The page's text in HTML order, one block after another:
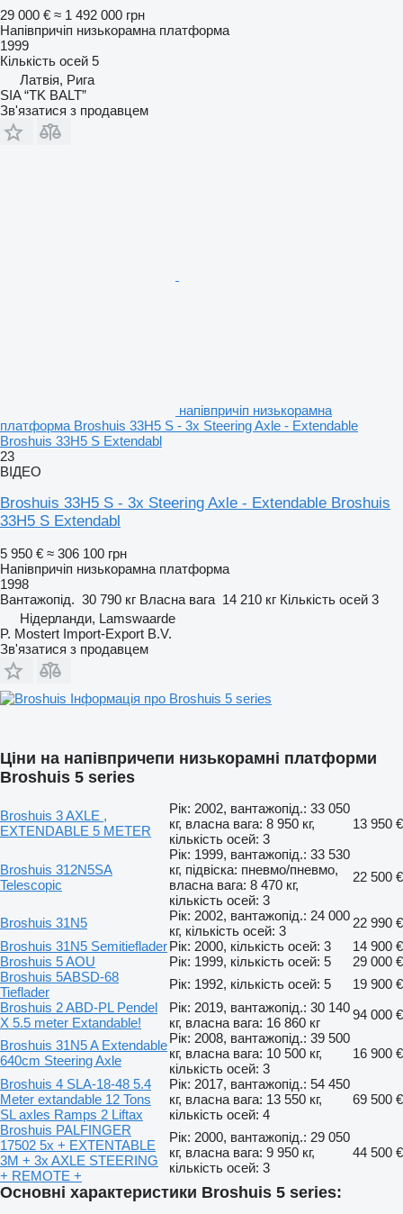
29 000 € ≈ 1 492 000 грн
Напівпричіп низькорамна платформа
1999
Кількість осей 5
Латвія, Рига
SIA “TK BALT”
Зв'язатися з продавцем
напівпричіп низькорамна
платформа Broshuis 33H5 S - 3x Steering Axle - Extendable
Broshuis 33H5 S Extendabl
23
ВІДЕО
Broshuis 33H5 S - 3x Steering Axle - Extendable Broshuis
33H5 S Extendabl
5 950 € ≈ 306 100 грн
Напівпричіп низькорамна платформа
1998
Вантажопід. 30 790 кг Власна вага 14 210 кг Кількість осей 3
Нідерланди, Lamswaarde
P. Mostert Import-Export B.V.
Зв'язатися з продавцем
Інформація про Broshuis 5 series
Ціни на напівпричепи низькорамні платформи
Broshuis 5 series
Broshuis 3 AXLE ,
EXTENDABLE 5 METER
Рік: 2002, вантажопід.: 33 050
кг, власна вага: 8 950 кг,
кількість осей: 3
13 950 €
Broshuis 312N5SA
Telescopic
Рік: 1999, вантажопід.: 33 530
кг, підвіска: пневмо/пневмо,
власна вага: 8 470 кг,
кількість осей: 3
22 500 €
Broshuis 31N5
Рік: 2002, вантажопід.: 24 000
кг, кількість осей: 3
22 990 €
Broshuis 31N5 SemitiefladerРік: 2000, кількість осей: 3
14 900 €
Broshuis 5 AOU
Рік: 1999, кількість осей: 5
29 000 €
Broshuis 5ABSD-68
Tieflader
Рік: 1992, кількість осей: 5
19 900 €
Broshuis 2 ABD-PL Pendel
X 5.5 meter Extandable!
Рік: 2019, вантажопід.: 30 140
кг, власна вага: 16 860 кг
94 000 €
Broshuis 31N5 A Extendable
640cm Steering Axle
Рік: 2008, вантажопід.: 39 500
кг, власна вага: 10 500 кг,
кількість осей: 3
16 900 €
Broshuis 4 SLA-18-48 5.4
Meter extandable 12 Tons
SL axles Ramps 2 Liftax
Рік: 2017, вантажопід.: 54 450
кг, власна вага: 13 550 кг,
кількість осей: 4
69 500 €
Broshuis PALFINGER
17502 5x + EXTENTABLE
3M + 3x AXLE STEERING
+ REMOTE +
Рік: 2000, вантажопід.: 29 050
кг, власна вага: 9 950 кг,
кількість осей: 3
44 500 €
Основні характеристики Broshuis 5 series: